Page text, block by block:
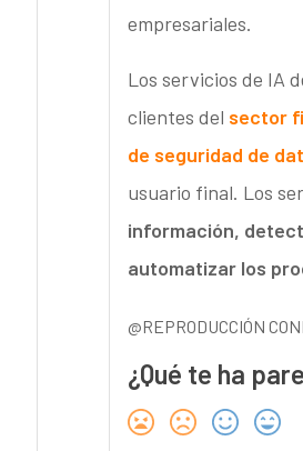
empresariales.
Los servicios de IA
clientes del sector
de seguridad de
usuario final. Los
información,
automatizar los
@REPRODUCCIÓN
¿Qué te ha